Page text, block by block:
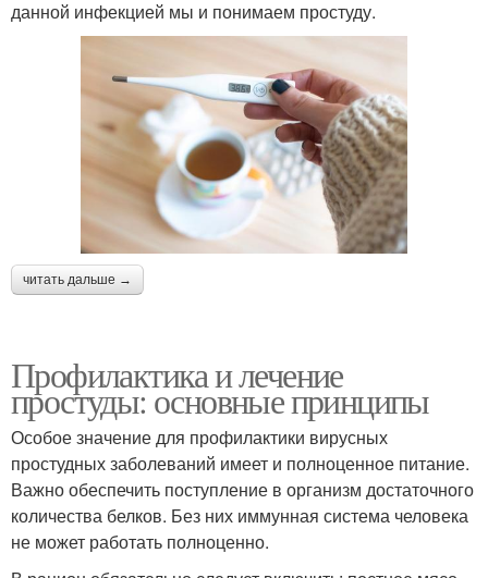
данной инфекцией мы и понимаем простуду.
читать дальше →
Профилактика и лечение
простуды: основные принципы
Особое значение для профилактики вирусных
простудных заболеваний имеет и полноценное питание.
Важно обеспечить поступление в организм достаточного
количества белков. Без них иммунная система человека
не может работать полноценно.